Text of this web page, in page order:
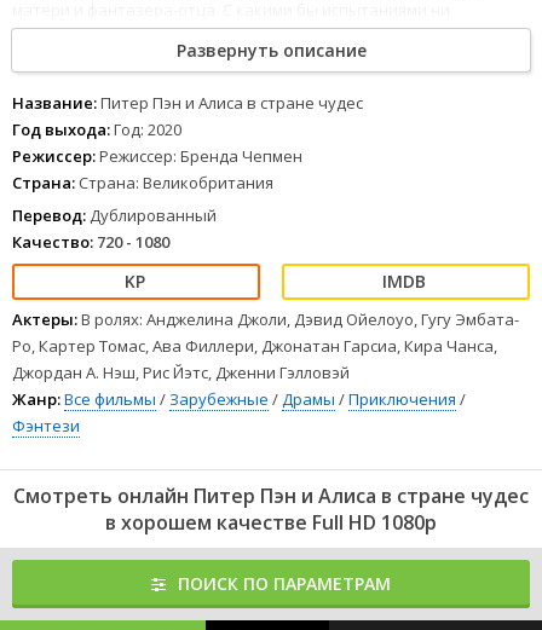
сталкивалась их семья, они никогда не забывали мечтать.
Безумный Шляпник и Красная Королева, фея Динь-Динь и
капитан Крюк – волшебство поджидает за каждым углом, нужно
только уметь его видеть.
Развернуть описание
Название:Питер Пэн и Алиса в стране чудес
Год выхода:Год: 2020
Режиссер:Режиссер: Бренда Чепмен
Страна: Страна: Великобритания
Перевод: Дублированный
Качество: 720 - 1080
Актеры:В ролях: Анджелина Джоли, Дэвид Ойелоуо, Гугу Эмбата-
Ро, Картер Томас, Ава Филлери, Джонатан Гарсиа, Кира Чанса,
Джордан А. Нэш, Рис Йэтс, Дженни Гэлловэй
Жанр:Все фильмы / Зарубежные /Драмы /Приключения /
Фэнтези
Смотреть онлайн Питер Пэн и Алиса в стране чудес
в хорошем качестве Full HD 1080p
ПОИСК ПО ПАРАМЕТРАМ